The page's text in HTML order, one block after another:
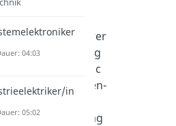
Anlag
enme
ker/in
Dauer:
Masc
hinen-
Anlag
enfüh
rer/in
Bewer
bung
Masc
hinen-
Anlag
04:03
in
05:02